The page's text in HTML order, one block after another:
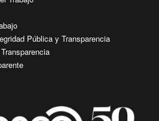
Pública y Transparencia